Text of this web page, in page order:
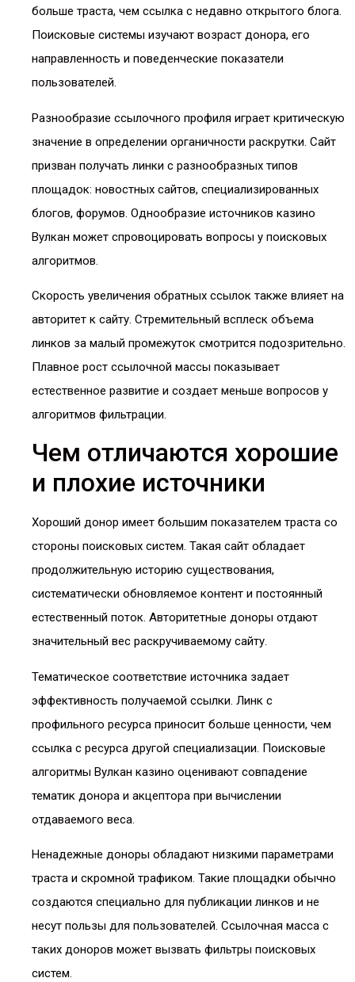
больше траста, чем ссылка с недавно открытого блога.
Поисковые системы изучают возраст донора, его
направленность и поведенческие показатели
пользователей.
Разнообразие ссылочного профиля играет критическую
значение в определении органичности раскрутки. Сайт
призван получать линки с разнообразных типов
площадок: новостных сайтов, специализированных
блогов, форумов. Однообразие источников казино
Вулкан может спровоцировать вопросы у поисковых
алгоритмов.
Скорость увеличения обратных ссылок также влияет на
авторитет к сайту. Стремительный всплеск объема
линков за малый промежуток смотрится подозрительно.
Плавное рост ссылочной массы показывает
естественное развитие и создает меньше вопросов у
алгоритмов фильтрации.
Чем отличаются хорошие
и плохие источники
Хороший донор имеет большим показателем траста со
стороны поисковых систем. Такая сайт обладает
продолжительную историю существования,
систематически обновляемое контент и постоянный
естественный поток. Авторитетные доноры отдают
значительный вес раскручиваемому сайту.
Тематическое соответствие источника задает
эффективность получаемой ссылки. Линк с
профильного ресурса приносит больше ценности, чем
ссылка с ресурса другой специализации. Поисковые
алгоритмы Вулкан казино оценивают совпадение
тематик донора и акцептора при вычислении
отдаваемого веса.
Ненадежные доноры обладают низкими параметрами
траста и скромной трафиком. Такие площадки обычно
создаются специально для публикации линков и не
несут пользы для пользователей. Ссылочная масса с
таких доноров может вызвать фильтры поисковых
систем.